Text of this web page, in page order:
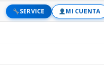
SERVICE MI CUENTA